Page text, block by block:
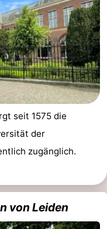
seit 1575 die
der
zugänglich.
von Leiden